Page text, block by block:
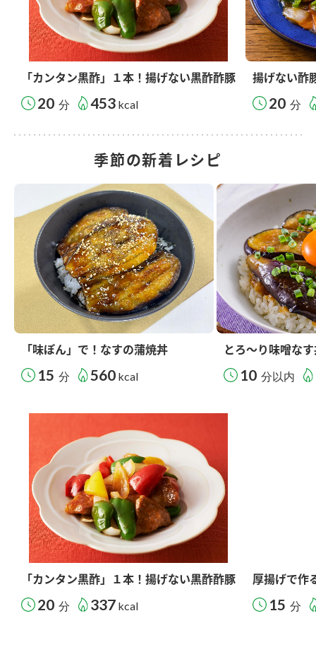
「カンタン黒酢」１本！揚げない黒酢酢豚
20 分 453 kcal
揚げない酢
20 分
季節の新着レシピ
「味ぽん」で！なすの蒲焼丼
15 分 560 kcal
とろ～り味噌な
10 分以内
「カンタン黒酢」１本！揚げない黒酢酢豚
20 分 337 kcal
厚揚げで作
15 分